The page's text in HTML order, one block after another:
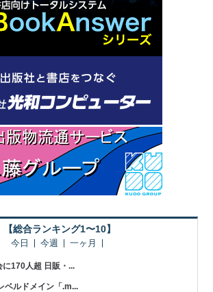
【総合ランキング1〜10】
今日 今週 一ヶ月
に170人超 日販・...
ベルドメイン「.m...